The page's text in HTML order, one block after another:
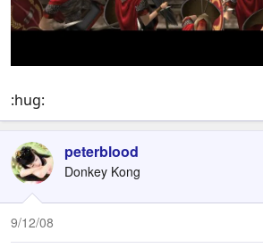
:hug:
peterblood
Donkey Kong
9/12/08